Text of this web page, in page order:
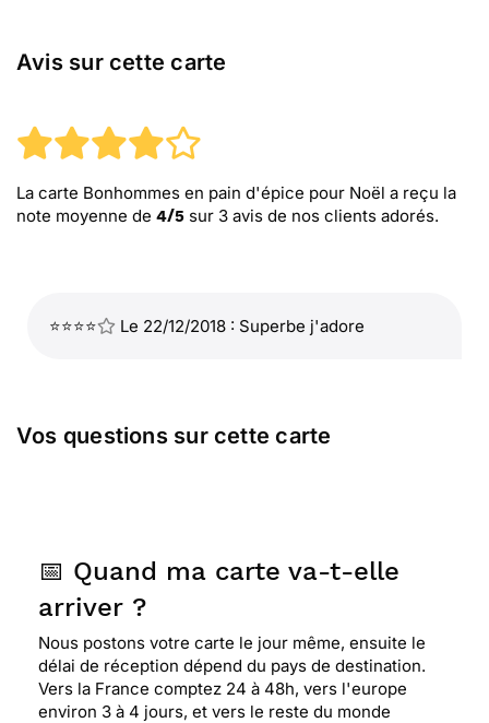
Avis sur cette carte
La carte Bonhommes en pain d'épice pour Noël a reçu la
note moyenne de 4/5 sur 3 avis de nos clients adorés.
⭐⭐⭐⭐ Le 22/12/2018 : Superbe j'adore
Vos questions sur cette carte
📅 Quand ma carte va-t-elle
arriver ?
Nous postons votre carte le jour même, ensuite le
délai de réception dépend du pays de destination.
Vers la France comptez 24 à 48h, vers l'europe
environ 3 à 4 jours, et vers le reste du monde